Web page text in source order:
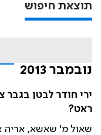
תוצאת חיפוש
נובמבר 2013
ירי חודר לבטן
ראט?
שאול מ' שאשא, אריה